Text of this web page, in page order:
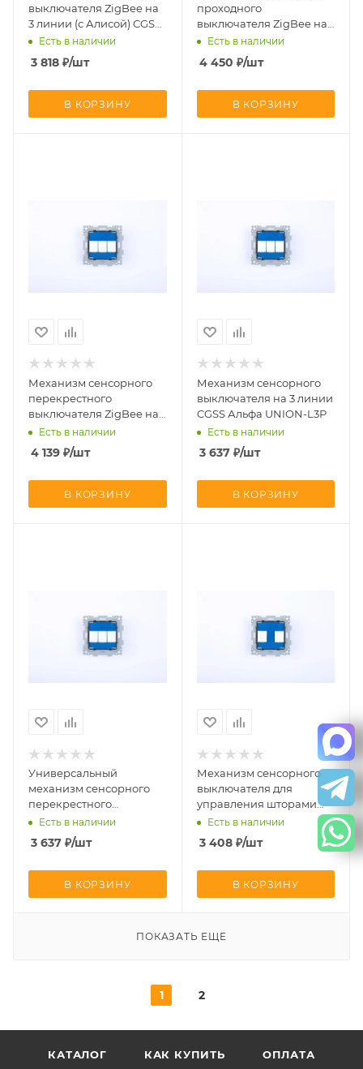
выключателя ZigBee на
3 линии (с Алисой) CGSS
Альфа UNION-L3ZB
Есть в наличии
3 818 ₽/шт
В КОРЗИНУ
проходного
выключателя ZigBee на
3 линии (с Алисой) CGSS
Альфа UNION-L3ZBP
Есть в наличии
4 450 ₽/шт
В КОРЗИНУ
Механизм сенсорного
перекрестного
выключателя ZigBee на
3 линии (с Алисой) CGSS
Альфа UNION-L3ZBPK
Есть в наличии
4 139 ₽/шт
В КОРЗИНУ
Механизм сенсорного
выключателя на 3 линии
CGSS Альфа UNION-L3Р
Есть в наличии
3 637₽/шт
В КОРЗИНУ
Универсальный
механизм сенсорного
перекрестного
выключателя на 3 линии
CGSS Альфа UNION-L3РK
Есть в наличии
3 637 ₽/шт
В КОРЗИНУ
Механизм сенсорного
выключателя для
управления шторами
CGSS UNION-MPN02SH
Есть в наличии
3 408₽/шт
В КОРЗИНУ
ПОКАЗАТЬ ЕЩЕ
1 2
КАТАЛОГ КАК КУПИТЬ ОПЛАТА